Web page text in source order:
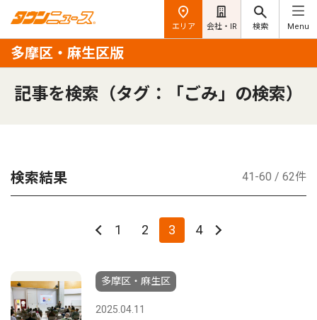
エリア 会社・IR 検索 Menu
多摩区・麻生区版
記事を検索（タグ：「ごみ」の検索）
検索結果 41-60 / 62件
1 2 3 4
多摩区・麻生区
2025.04.11